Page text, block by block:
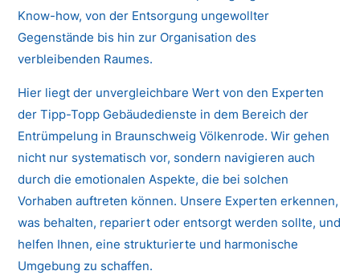
Know-how, von der Entsorgung ungewollter
Gegenstände bis hin zur Organisation des
verbleibenden Raumes.
Hier liegt der unvergleichbare Wert von den Experten
der Tipp-Topp Gebäudedienste in dem Bereich der
Entrümpelung in Braunschweig Völkenrode. Wir gehen
nicht nur systematisch vor, sondern navigieren auch
durch die emotionalen Aspekte, die bei solchen
Vorhaben auftreten können. Unsere Experten erkennen,
was behalten, repariert oder entsorgt werden sollte, und
helfen Ihnen, eine strukturierte und harmonische
Umgebung zu schaffen.